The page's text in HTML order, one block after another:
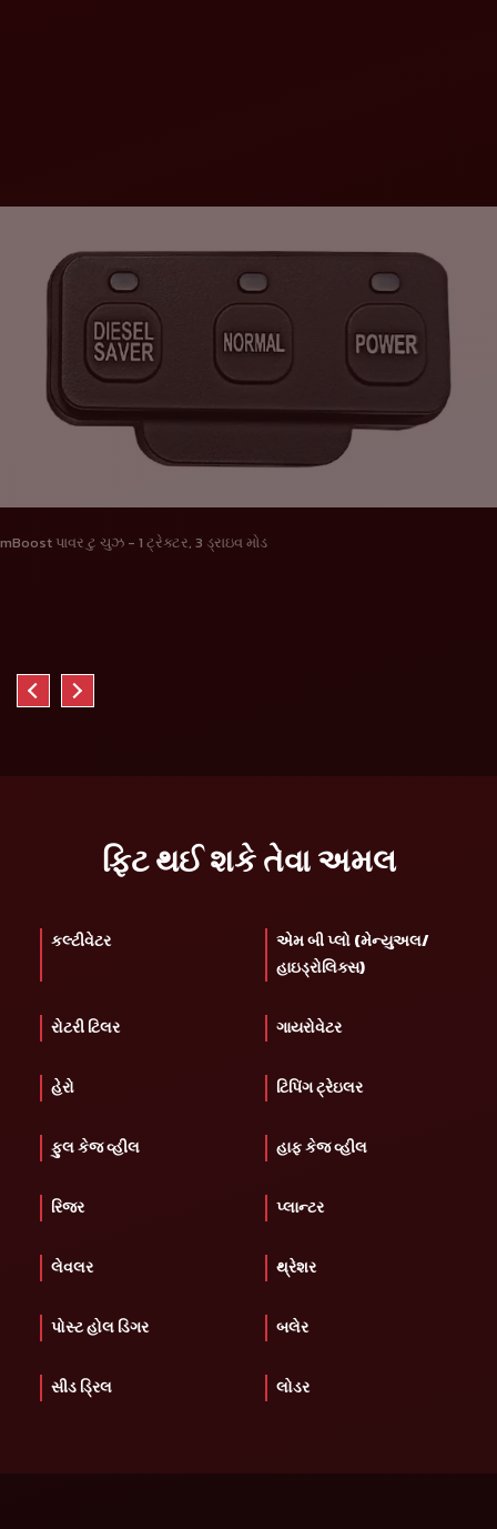
mBoost પાવર ટુ ચુઝ - 1 ટ્રેક્ટર, 3 ડ્રાઇવ મોડ
ફિટ થઈ શકે તેવા અમલ
કલ્ટીવેટર
એમ બી પ્લો (મેન્યુઅલ/
હાઇડ્રોલિક્સ)
રોટરી ટિલર ગાયરોવેટર
હેરો ટિપિંગ ટ્રેઇલર
ફુલ કેજ વ્હીલ હાફ કેજ વ્હીલ
રિજર પ્લાન્ટર
લેવલર થ્રેશર
પોસ્ટ હોલ ડિગર બલેર
સીડ ડ્રિલ લોડર